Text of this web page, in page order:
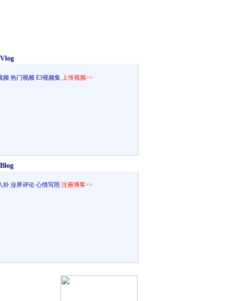
频 热门视频 E3视频集 上传视频>>
卦 业界评论 心情写照 注册博客>>